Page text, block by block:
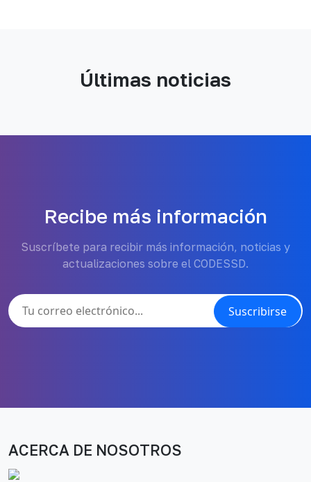
Últimas noticias
Recibe más información
Suscríbete para recibir más información, noticias y
actualizaciones sobre el CODESSD.
Suscribirse
ACERCA DE NOSOTROS